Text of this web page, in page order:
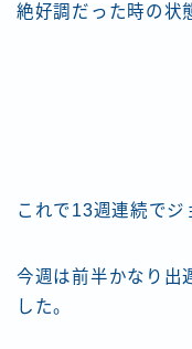
絶好調だった時の状
これで13週連続でジ
今週は前半かなり出
した。